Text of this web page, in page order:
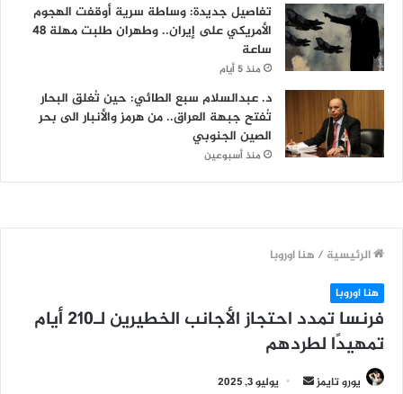
تفاصيل جديدة: وساطة سرية أوقفت الهجوم
الأمريكي على إيران.. وطهران طلبت مهلة 48
ساعة
منذ 5 أيام
د. عبدالسلام سبع الطائي: حين تُغلق البحار
تُفتح جبهة العراق.. من هرمز والأنبار الى بحر
الصين الجنوبي
منذ أسبوعين